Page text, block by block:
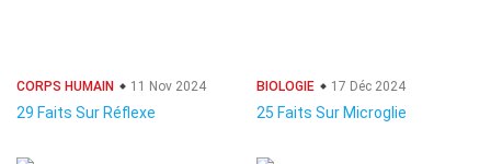
CORPS HUMAIN 11 Nov 2024
29 Faits Sur Réflexe
BIOLOGIE 17 Déc 2024
25 Faits Sur Microglie